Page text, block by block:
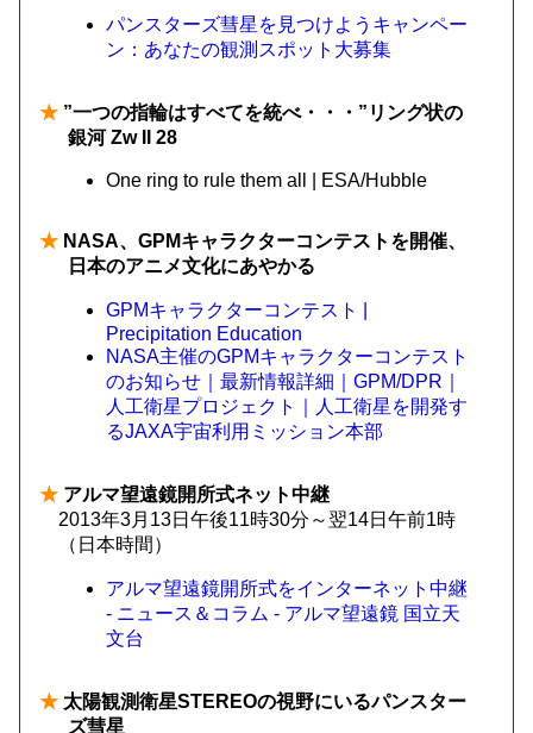
パンスターズ彗星を見つけようキャンペー
ン：あなたの観測スポット大募集
★ ”一つの指輪はすべてを統べ・・・”リング状の
銀河 Zw II 28
One ring to rule them all | ESA/Hubble
★ NASA、GPMキャラクターコンテストを開催、
日本のアニメ文化にあやかる
GPMキャラクターコンテスト |
Precipitation Education
NASA主催のGPMキャラクターコンテスト
のお知らせ｜最新情報詳細｜GPM/DPR｜
人工衛星プロジェクト｜人工衛星を開発す
るJAXA宇宙利用ミッション本部
★ アルマ望遠鏡開所式ネット中継
2013年3月13日午後11時30分～翌14日午前1時
（日本時間）
アルマ望遠鏡開所式をインターネット中継
- ニュース＆コラム - アルマ望遠鏡 国立天
文台
★ 太陽観測衛星STEREOの視野にいるパンスター
ズ彗星